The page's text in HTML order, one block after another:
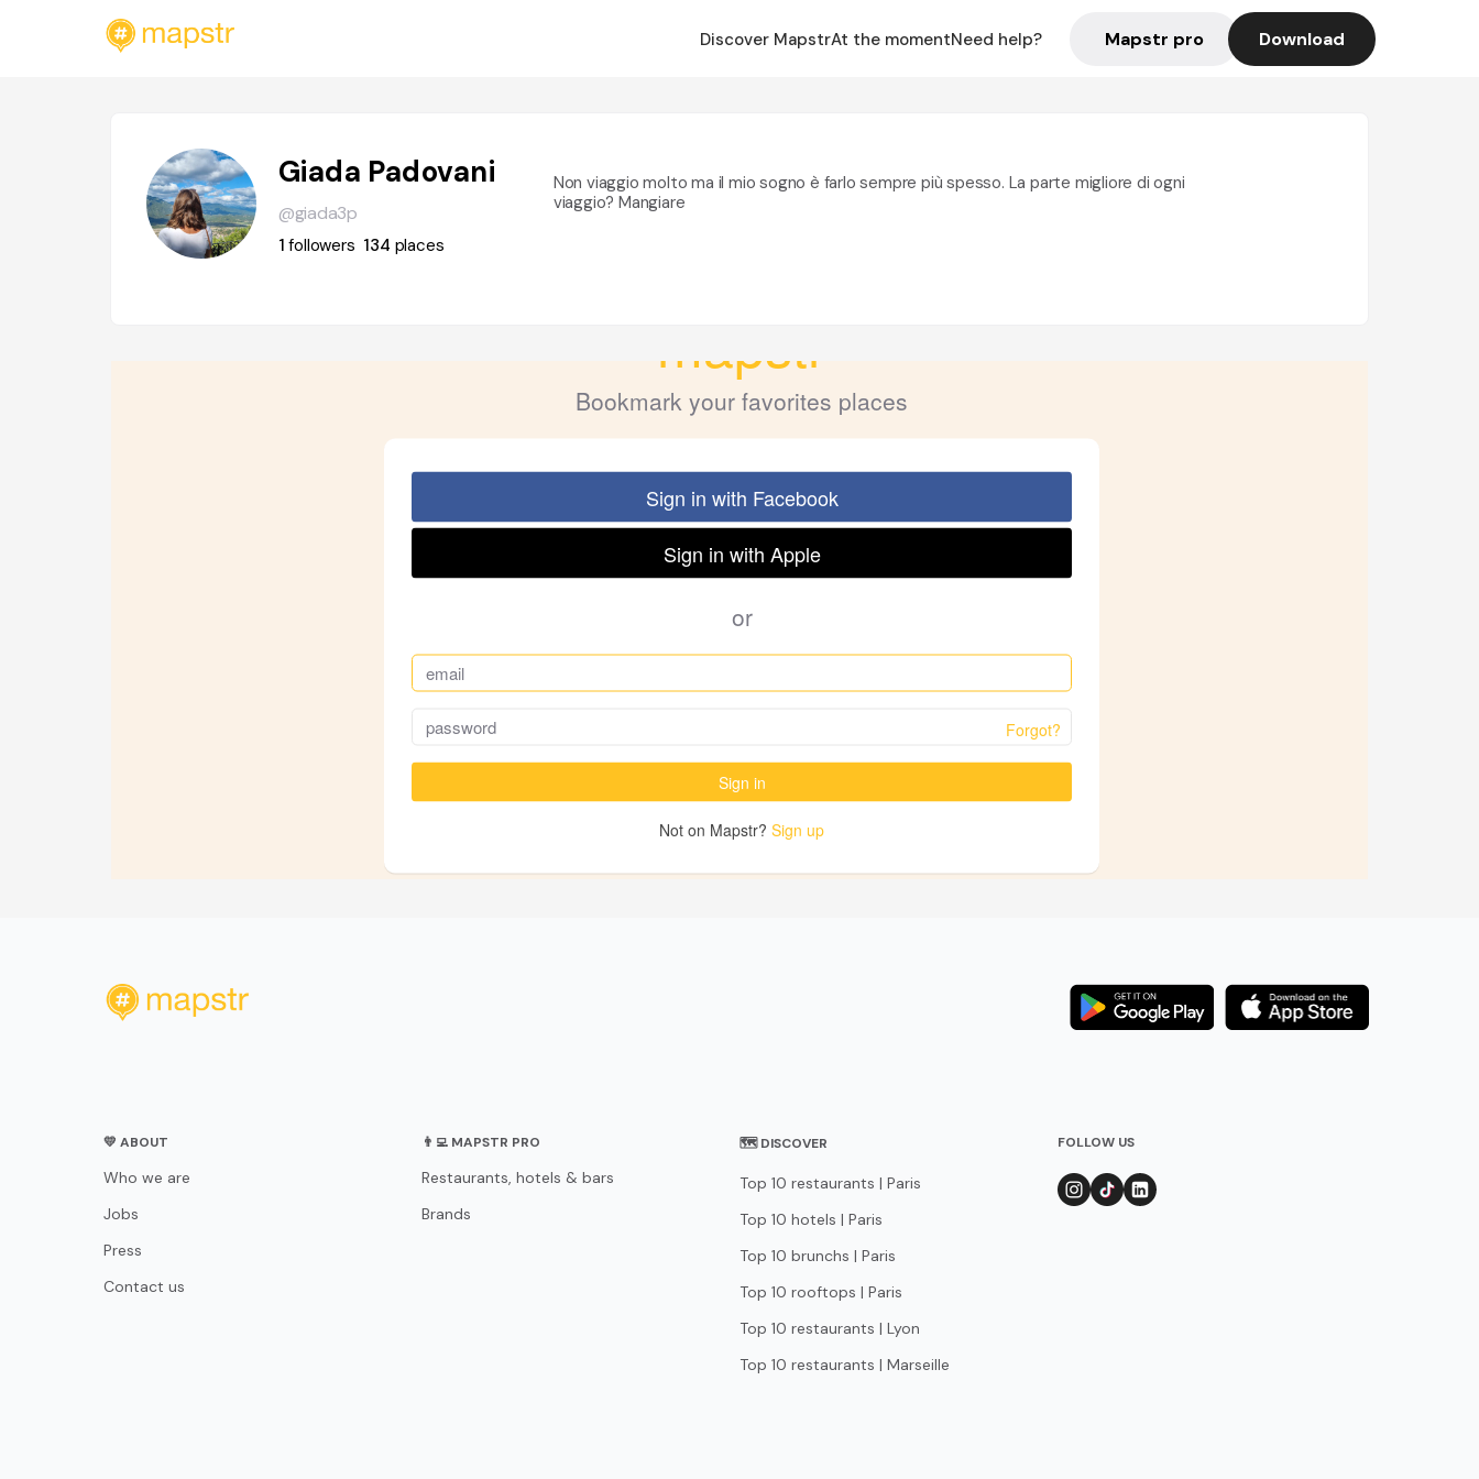
Discover MapstrAt the momentNeed help? Mapstr pro Download
Giada Padovani
@giada3p
1followers 134 places
Non viaggio molto ma il mio sogno è farlo sempre più spesso. La parte migliore di ogni
viaggio? Mangiare
💛 ABOUT
Who we are
Jobs
Press
Contact us
👨‍💻 MAPSTR PRO
Restaurants, hotels & bars
Brands
🗺 DISCOVER
Top 10 restaurants | Paris
Top 10 hotels | Paris
Top 10 brunchs | Paris
Top 10 rooftops | Paris
Top 10 restaurants | Lyon
Top 10 restaurants | Marseille
FOLLOW US